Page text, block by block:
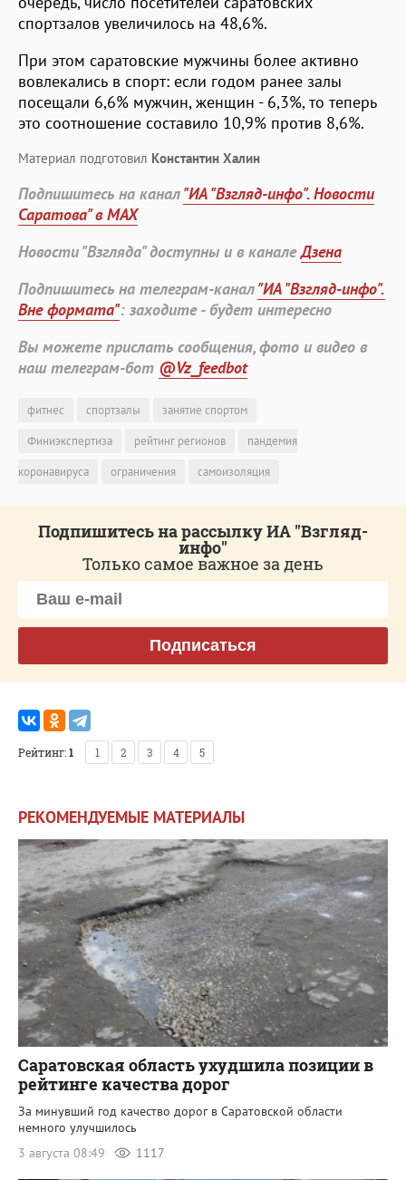
спортзалов увеличилось на 48,6%.
При этом саратовские мужчины более активно
вовлекались в спорт: если годом ранее залы
посещали 6,6% мужчин, женщин - 6,3%, то теперь
это соотношение составило 10,9% против 8,6%.
Материал подготовил Константин Халин
Подпишитесь на канал"ИА "Взгляд-инфо". Новости
Саратова" в MAX
Новости "Взгляда" доступны и в каналеДзена
Подпишитесь на телеграм-канал"ИА "Взгляд-инфо".
Вне формата": заходите - будет интересно
Вы можете прислать сообщения, фото и видео в
наш телеграм-бот @Vz_feedbot
фитнес спортзалы
занятие спортом
Финиэкспертиза
рейтинг регионов
пандемия
коронавируса
ограничения самоизоляция
Подпишитесь на рассылку ИА "Взгляд-
инфо"
Только самое важное за день
Подписаться
Рейтинг:1 1 2 3 4 5
РЕКОМЕНДУЕМЫЕ МАТЕРИАЛЫ
Саратовская область ухудшила позиции в
рейтинге качества дорог
За минувший год качество дорог в Саратовской области
немного улучшилось
3 августа 08:49
1117